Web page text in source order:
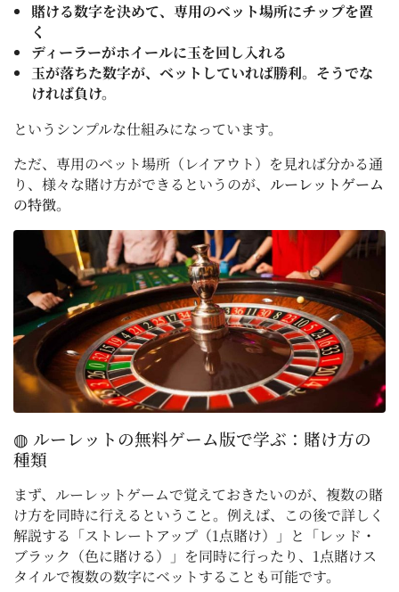
賭ける数字を決めて、専用のベット場所にチップを置
く
ディーラーがホイールに玉を回し入れる
玉が落ちた数字が、ベットしていれば勝利。そうでな
ければ負け。
というシンプルな仕組みになっています。
ただ、専用のベット場所（レイアウト）を見れば分かる通
り、様々な賭け方ができるというのが、 ルーレットゲーム
の特徴。
◍ ルーレットの無料ゲーム版で学ぶ：賭け方の
種類
まず、ルーレットゲームで覚えておきたいのが、複数の賭
け方を同時に行えるということ。例えば、この後で詳しく
解説する「ストレートアップ（1点賭け）」と「レッド・
ブラック（色に賭ける）」を同時に行ったり、1点賭けス
タイルで複数の数字にベットすることも可能です。